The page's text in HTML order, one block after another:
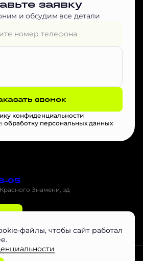
заявку
и обсудим все детали
звонок
конфиденциальности
обработку персональных данных
05
Знамени, зд
наш.дом.рфСкачать буклет
на данном сайте, носит исключительно
файлы, чтобы сайт работал